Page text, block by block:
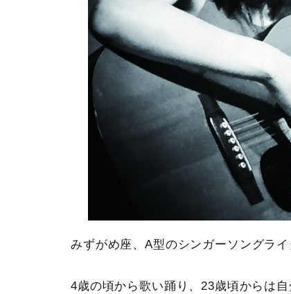
みずがめ座、A型のシンガーソングライ
4歳の頃から歌い踊り、23歳頃からは